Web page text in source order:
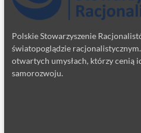
Polskie Stowarzyszenie
światopoglądzie
otwartych umysłach, którzy cenią
samorozwoju.